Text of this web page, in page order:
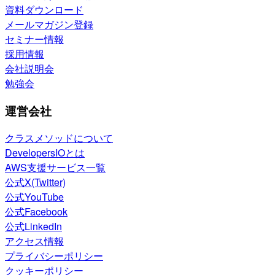
資料ダウンロード
メールマガジン登録
セミナー情報
採用情報
会社説明会
勉強会
運営会社
クラスメソッドについて
DevelopersIOとは
AWS支援サービス一覧
公式X(Twitter)
公式YouTube
公式Facebook
公式LinkedIn
アクセス情報
プライバシーポリシー
クッキーポリシー